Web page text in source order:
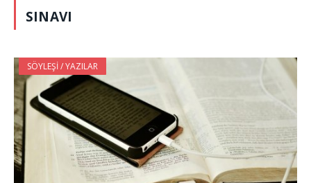
SINAVI
SÖYLEŞI / YAZILAR